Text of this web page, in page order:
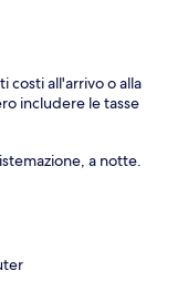
costi all'arrivo o alla
includere le tasse
a notte.